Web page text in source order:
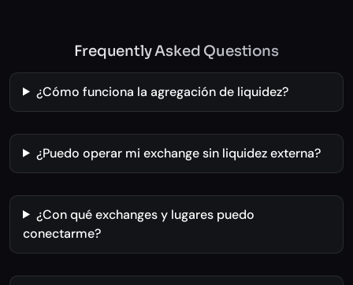
Frequently Asked Questions
¿Cómo funciona la agregación de liquidez?
¿Puedo operar mi exchange sin liquidez externa?
¿Con qué exchanges y lugares puedo
conectarme?